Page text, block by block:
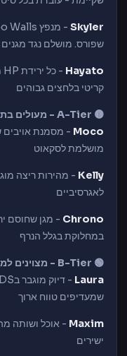
Skyler
שפורס. מושלם נגד מגנים
Hayato
קריטי בלחצים גבוהים
🟡 A-Tier - מעולים בתפקידם
Moco - מסמנת אויבים
מושלמת לסקאוט
Kelly - מהירות ריצה
לאגרסיביים
Chrono - מגן שחוסם
במחלוקת בגלל הנרף
🟢 B-Tier - מצוינים למטרות ספציפיות
Laura
שמעדיפים טווח ארוך
Maxim - אוכל ושותה
ישירים